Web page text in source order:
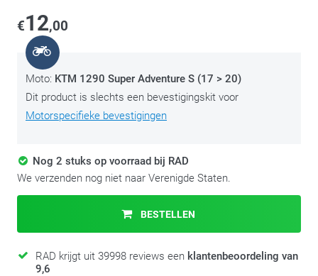
€12,00
Moto: KTM 1290 Super Adventure S (17 > 20)
Dit product is slechts een bevestigingskit voor
Motorspecifieke bevestigingen
Nog 2 stuks op voorraad bij RAD
We verzenden nog niet naar Verenigde Staten.
BESTELLEN
RAD krijgt uit 39998 reviews een klantenbeoordeling van
9,6